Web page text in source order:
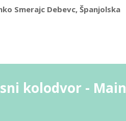
Smerajc Debevc, Španjolska
kolodvor - Main